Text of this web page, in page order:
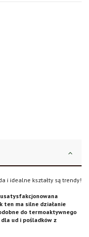
i idealne kształty są trendy!
ten ma silne działanie
do termoaktywnego
ud i pośladków z